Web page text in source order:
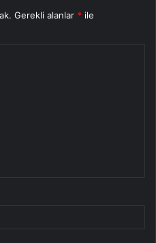
Gerekli alanlar * ile